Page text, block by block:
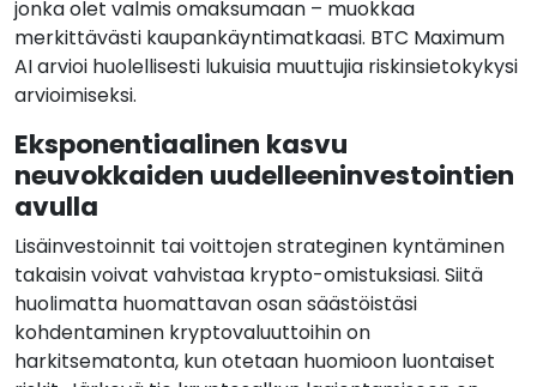
jonka olet valmis omaksumaan – muokkaa
merkittävästi kaupankäyntimatkaasi. BTC Maximum
AI arvioi huolellisesti lukuisia muuttujia riskinsietokykysi
arvioimiseksi.
Eksponentiaalinen kasvu
neuvokkaiden uudelleeninvestointien
avulla
Lisäinvestoinnit tai voittojen strateginen kyntäminen
takaisin voivat vahvistaa krypto-omistuksiasi. Siitä
huolimatta huomattavan osan säästöistäsi
kohdentaminen kryptovaluuttoihin on
harkitsematonta, kun otetaan huomioon luontaiset